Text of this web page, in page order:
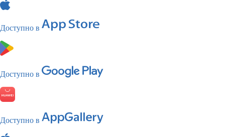
Доступно в
Доступно в
Доступно в